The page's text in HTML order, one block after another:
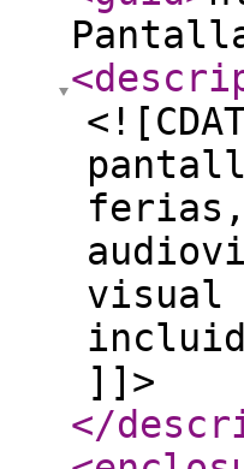
ferias,
visual
]]>
</